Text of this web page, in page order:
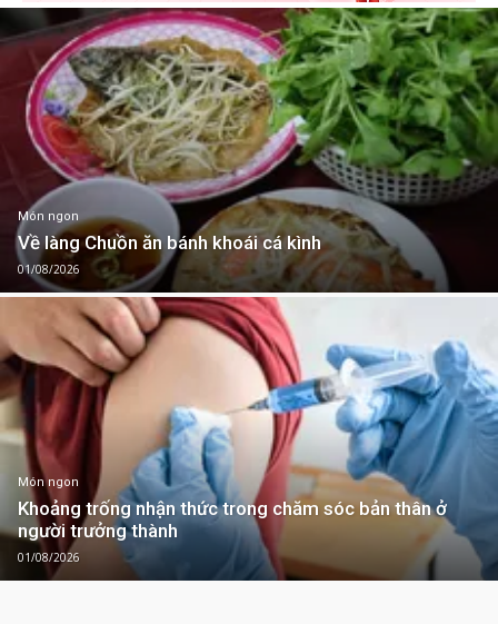
Món ngon
Về làng Chuồn ăn bánh khoái cá kình
01/08/2026
Món ngon
Khoảng trống nhận thức trong chăm sóc bản thân ở
người trưởng thành
01/08/2026